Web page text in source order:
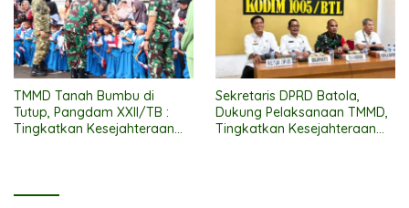
TMMD Tanah Bumbu di
Tutup, Pangdam XXII/TB :
Tingkatkan Kesejahteraan
Sekretaris DPRD Batola,
Dukung Pelaksanaan TMMD,
Tingkatkan Kesejahteraan